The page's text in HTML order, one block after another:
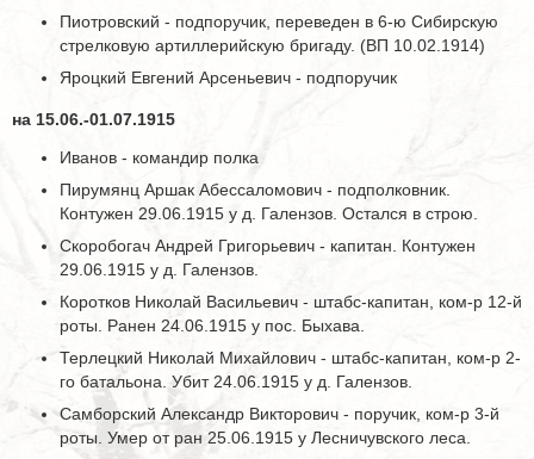
Пиотровский - подпоручик, переведен в 6-ю Сибирскую
стрелковую артиллерийскую бригаду. (ВП 10.02.1914)
Яроцкий Евгений Арсеньевич - подпоручик
на 15.06.-01.07.1915
Иванов - командир полка
Пирумянц Аршак Абессаломович - подполковник.
Контужен 29.06.1915 у д. Галензов. Остался в строю.
Скоробогач Андрей Григорьевич - капитан. Контужен
29.06.1915 у д. Галензов.
Коротков Николай Васильевич - штабс-капитан, ком-р 12-й
роты. Ранен 24.06.1915 у пос. Быхава.
Терлецкий Николай Михайлович - штабс-капитан, ком-р 2-
го батальона. Убит 24.06.1915 у д. Галензов.
Самборский Александр Викторович - поручик, ком-р 3-й
роты. Умер от ран 25.06.1915 у Лесничувского леса.